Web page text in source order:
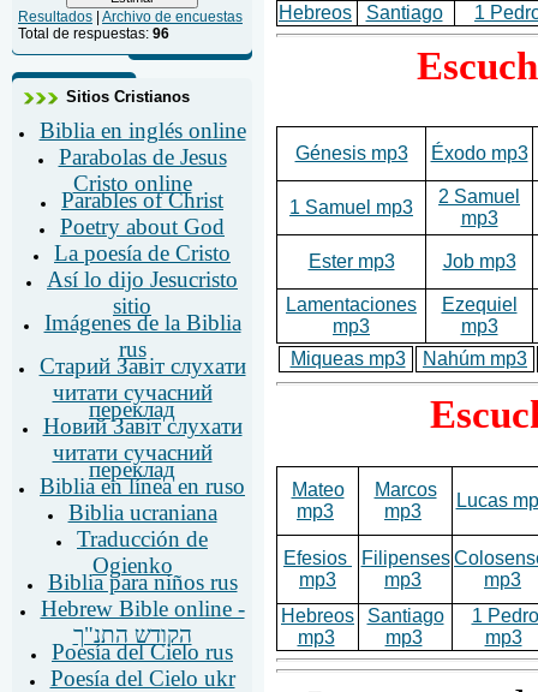
Resultados Archivo de encuestas
Total de respuestas: 96
Sitios Cristianos
Biblia en inglés online
Parabolas de Jesus
Cristo online
Parables of Christ
Poetry about God
La poesía de Cristo
Así lo dijo Jesucristo
sitio
Imágenes de la Biblia
rus
Старий Завіт слухати
читати сучасний
переклад
Новий Завіт слухати
читати сучасний
переклад
Biblia en línea en ruso
Biblia ucraniana
Traducción de
Ogienko
Biblia para niños rus
Hebrew Bible online -
הקודש התנ"ך
Poesía del Cielo rus
Poesía del Cielo ukr
Hebreos
Santiago 1
Génesis mp3 Éxodo mp3
1 Samuel mp3
2 Samuel
mp3
Ester mp3 Job mp3
Lamentaciones
mp3
Ezequiel
mp3
Miqueas mp3
Nahúm mp3
Mateo
mp3
Marcos
mp3
Lucas
Efesios
mp3
Filipenses
mp3
mp3
Hebreos
mp3
Santiago
mp3
1 Pedro
mp3